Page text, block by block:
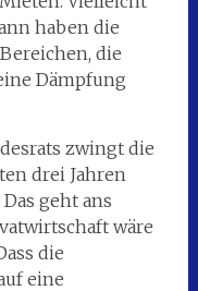
haben die
die
Dämpfung
zwingt die
drei Jahren
geht ans
wäre
die
eine